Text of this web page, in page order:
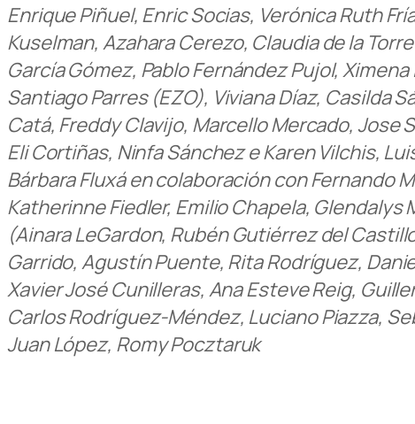
Enrique Piñuel, Enric Socias, Verónica Ruth
Kuselman, Azahara Cerezo, Claudia de la
García Gómez, Pablo Fernández Pujol,
Santiago Parres (EZO), Viviana Díaz, Casilda
Catá, Freddy Clavijo, Marcello Mercado, Jose
Eli Cortiñas, Ninfa Sánchez e Karen Vilchis,
Bárbara Fluxá en colaboración con Fernando
Katherinne Fiedler, Emilio Chapela,
(Ainara LeGardon, Rubén Gutiérrez del
Garrido, Agustín Puente, Rita Rodríguez,
Xavier José Cunilleras, Ana Esteve Reig,
Carlos Rodríguez-Méndez, Luciano Piazza,
Juan López, Romy Pocztaruk